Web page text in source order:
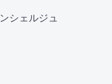
シェルジュ